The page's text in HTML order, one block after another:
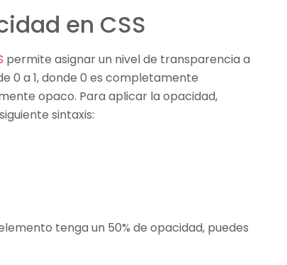
en CSS
permite asignar un nivel de transparencia a
0 a 1, donde 0 es completamente
opaco. Para aplicar la opacidad,
sintaxis:
tenga un 50% de opacidad, puedes